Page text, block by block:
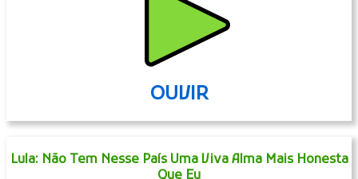
OUVIR
Lula: Não Tem Nesse País Uma Viva Alma Mais Honesta
Que Eu